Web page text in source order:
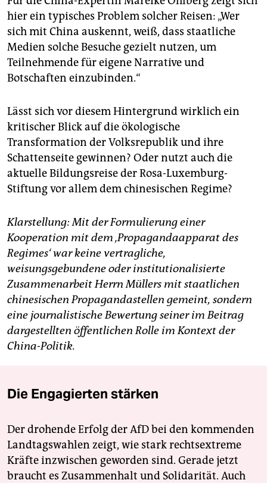
hier ein typisches Problem solcher Reisen: „Wer
sich mit China auskennt, weiß, dass staatliche
Medien solche Besuche gezielt nutzen, um
Teilnehmende für eigene Narrative und
Botschaften einzubinden.“
Lässt sich vor diesem Hintergrund wirklich ein
kritischer Blick auf die ökologische
Transformation der Volksrepublik und ihre
Schattenseite gewinnen? Oder nutzt auch die
aktuelle Bildungsreise der Rosa-Luxemburg-
Stiftung vor allem dem chinesischen Regime?
Klarstellung: Mit der Formulierung einer
Kooperation mit dem ‚Propagandaapparat des
Regimes‘ war keine vertragliche,
weisungsgebundene oder institutionalisierte
Zusammenarbeit Herrn Müllers mit staatlichen
chinesischen Propagandastellen gemeint, sondern
eine journalistische Bewertung seiner im Beitrag
dargestellten öffentlichen Rolle im Kontext der
China-Politik.
Die Engagierten stärken
Der drohende Erfolg der AfD bei den kommenden
Landtagswahlen zeigt, wie stark rechtsextreme
Kräfte inzwischen geworden sind. Gerade jetzt
braucht es Zusammenhalt und Solidarität. Auch